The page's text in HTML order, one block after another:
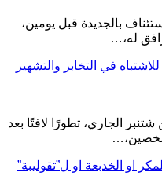
بالجديدة قبل يومين،
له،…
في التخابر والتشهير
الجاري، تطورًا لافتًا بعد
او الخدبعة او ل”تقوليبة”